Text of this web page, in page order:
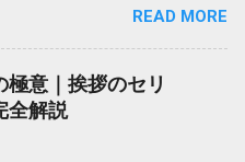
る方も多いはずです。 福山
いかもしれませんが、個人
しています。大切なのは、
ぶことです。この記事で
の電話連絡、再配達の依頼
に解決できる方法を詳しく
READ MORE
意｜挨拶のセリ
全解説